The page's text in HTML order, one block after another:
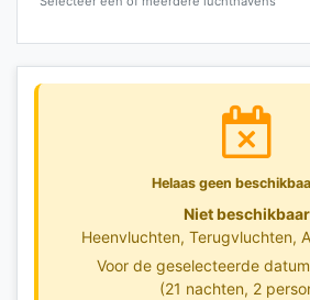
Helaas geen
Niet
Heenvluchten, Terugvluchten,
Voor de geselecteerde
(21 nachten, 2